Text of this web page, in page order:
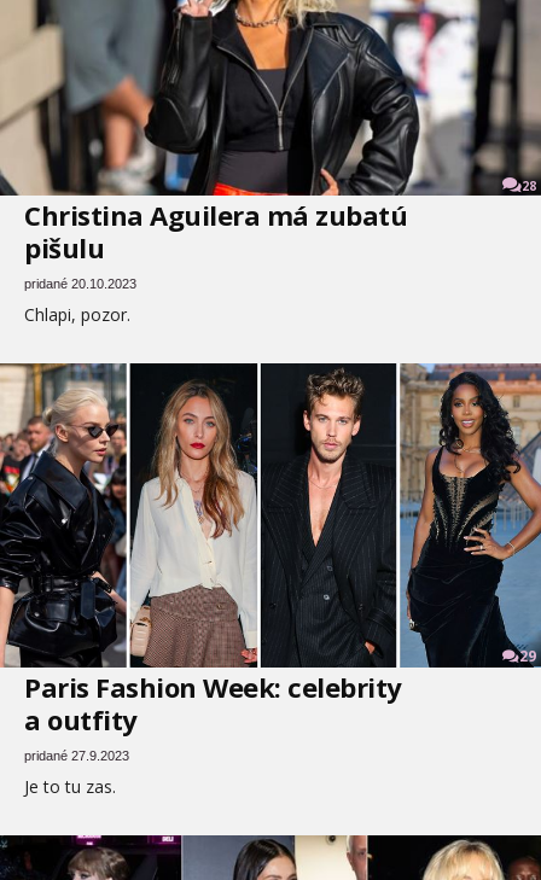
28
Christina Aguilera má zubatú
pišulu
pridané 20.10.2023
Chlapi, pozor.
29
Paris Fashion Week: celebrity
a outfity
pridané 27.9.2023
Je to tu zas.